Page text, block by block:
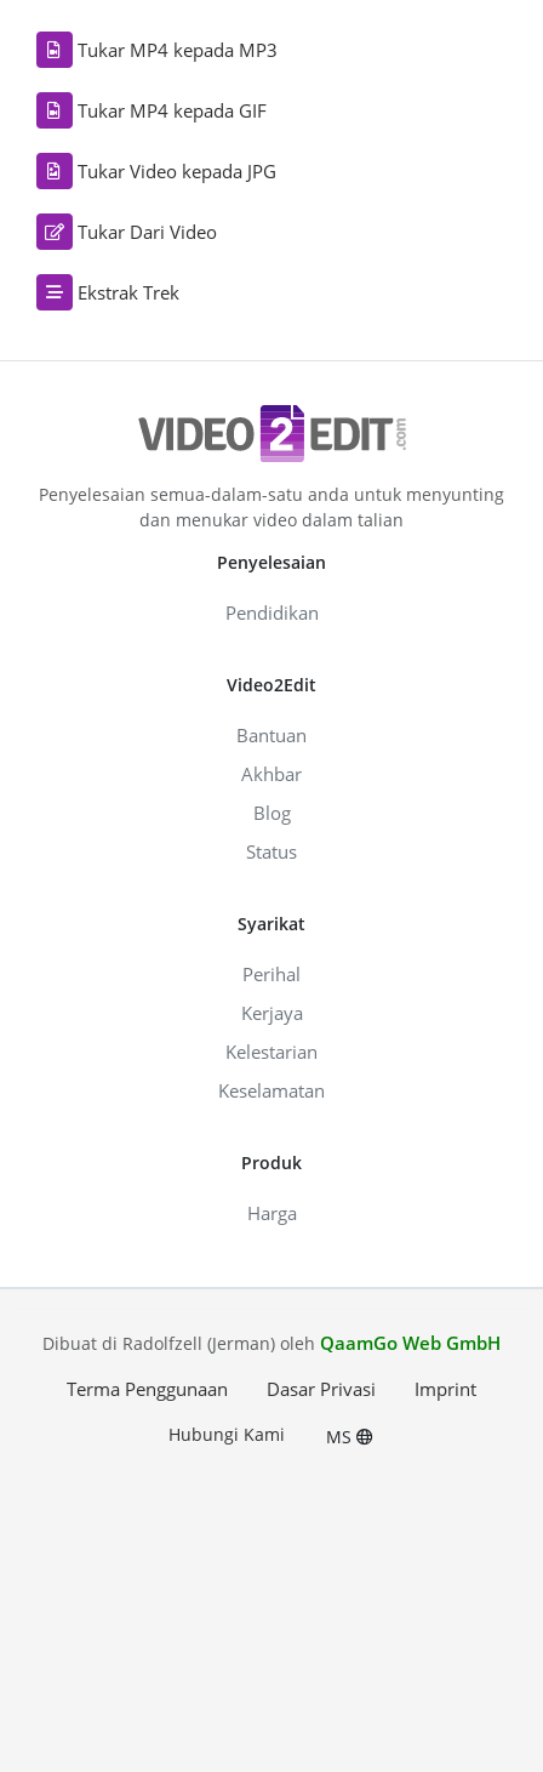
Tukar MP4 kepada MP3
Tukar MP4 kepada GIF
Tukar Video kepada JPG
Tukar Dari Video
Ekstrak Trek
Penyelesaian semua-dalam-satu anda untuk menyunting
dan menukar video dalam talian
Penyelesaian
Pendidikan
Video2Edit
Bantuan
Akhbar
Blog
Status
Syarikat
Perihal
Kerjaya
Kelestarian
Keselamatan
Produk
Harga
Dibuat di Radolfzell (Jerman) oleh QaamGo Web GmbH
Terma Penggunaan
Dasar Privasi Imprint
Hubungi Kami MS